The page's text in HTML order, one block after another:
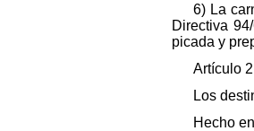
6) La
Directiva
picada y
Artículo 2
Los
Hecho